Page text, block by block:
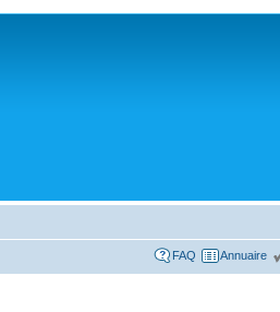
FAQ Annuaire